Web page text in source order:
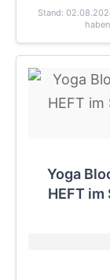
Stand:
Yoga
HEFT